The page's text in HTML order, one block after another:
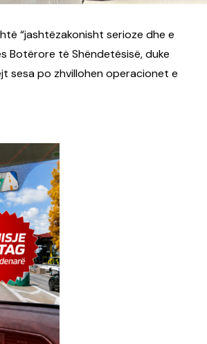
“jashtëzakonisht serioze dhe e
Botërore të Shëndetësisë, duke
sesa po zhvillohen operacionet e